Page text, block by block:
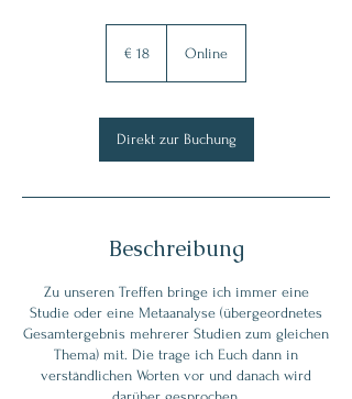
€ 18 Online
Direkt zur Buchung
Beschreibung
Zu unseren Treffen bringe ich immer eine
Studie oder eine Metaanalyse (übergeordnetes
Gesamtergebnis mehrerer Studien zum gleichen
Thema) mit. Die trage ich Euch dann in
verständlichen Worten vor und danach wird